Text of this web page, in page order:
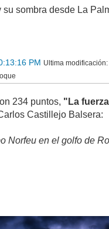
su sombra desde La
PM Ultima modificación
234 puntos, "La
Castillejo Balsera:
Norfeu en el golfo de